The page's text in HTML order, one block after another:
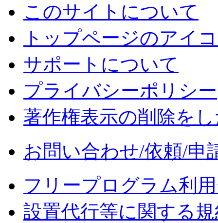
このサイトについて
トップページのアイ
サポートについて
プライバシーポリシー
著作権表示の削除を
お問い合わせ/依頼/申
フリープログラム利
設置代行等に関する